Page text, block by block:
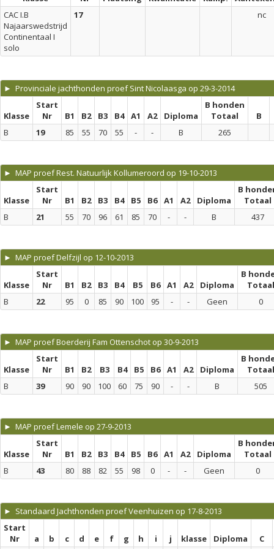
CAC I.B
Najaarswedstrijd
Continentaal I
solo
17 nc
► Provinciale jachthonden proef Sint Nicolaasga op 29-3-2014
Klasse
Start
Nr
B1 B2 B3 B4 A1 A2 Diploma
B honden
Totaal
B
B
19 85 55 70 55 - - B 265
► MAP proef Rest. Natuurlijk Kollumeroord op 19-10-2013
Klasse
Start
Nr
B1 B2 B3 B4 B5 B6 A1 A2 Diploma
B
Totaal
B
21 55 70 96 61 85 70 - - B 437
► MAP proef Delfzijl op 12-10-2013
Klasse
Start
Nr
B1 B2 B3 B4 B5 B6 A1 A2 Diploma
B
Totaal
B
22 95 0 85 90 100 95 - - Geen 0
► MAP proef Boerderij Fam Ottenschot op 30-9-2013
Klasse
Start
Nr
B1 B2 B3 B4 B5 B6 A1 A2 Diploma
B
Totaal
B
39 90 90 100 60 75 90 - - B 505
► MAP proef Lemele op 27-9-2013
Klasse
Start
Nr
B1 B2 B3 B4 B5 B6 A1 A2 Diploma
B
Totaal
B
43 80 88 82 55 98 0 - - Geen 0
► Standaard Jachthonden proef Veenhuizen op 17-8-2013
Start
Nr
a b c d e f g h i j klasse Diploma C